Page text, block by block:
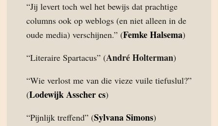
“Jij levert toch wel het bewijs dat prachtige
columns ook op weblogs (en niet alleen in de
oude media) verschijnen.” (Femke Halsema)
“Literaire Spartacus” (André Holterman)
“Wie verlost me van die vieze vuile tiefuslul?”
(Lodewijk Asscher cs)
“Pijnlijk treffend” (Sylvana Simons)